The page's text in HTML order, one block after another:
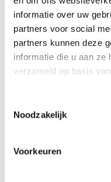
informatie over uw
partners voor social
partners kunnen deze
informatie die u aan ze
verzameld op basis
Noodzakelijk
Voorkeuren